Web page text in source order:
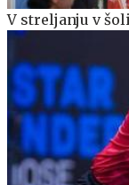
V streljanju v